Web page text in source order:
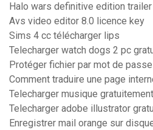
Halo wars definitive edition trailer
Avs video editor 8.0 licence key
Sims 4 cc télécharger lips
Telecharger watch dogs 2 pc
Protéger fichier par mot de
Comment traduire une page
Telecharger musique
Telecharger adobe illustrator
Enregistrer mail orange sur